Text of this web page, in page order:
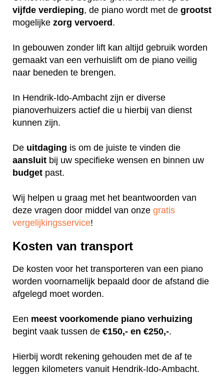
vijfde verdieping, de piano wordt met de grootst
mogelijke zorg vervoerd.
In gebouwen zonder lift kan altijd gebruik worden
gemaakt van een verhuislift om de piano veilig
naar beneden te brengen.
In Hendrik-Ido-Ambacht zijn er diverse
pianoverhuizers actief die u hierbij van dienst
kunnen zijn.
De uitdaging is om de juiste te vinden die
aansluit bij uw specifieke wensen en binnen uw
budget past.
Wij helpen u graag met het beantwoorden van
deze vragen door middel van onze gratis
vergelijkingsservice!
Kosten van transport
De kosten voor het transporteren van een piano
worden voornamelijk bepaald door de afstand die
afgelegd moet worden.
Een meest voorkomende piano verhuizing
begint vaak tussen de €150,- en €250,-.
Hierbij wordt rekening gehouden met de af te
leggen kilometers vanuit Hendrik-Ido-Ambacht.